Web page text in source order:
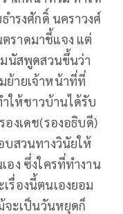
ำรงศักดิ์ นคราวงศ์
ราดมาชี้แจง แต่
นัสพูดสวนขึ้นว่า
ย้ายเจ้าหน้าที่ที่
ให้ชาวบ้านได้รับ
งเดช(รองอธิบดี)
บสวนทางวินัยให้
อง ซึ่งใครที่ทำงาน
รื่องนี้ตนเองยอม
จะเป็นวันหยุดก็